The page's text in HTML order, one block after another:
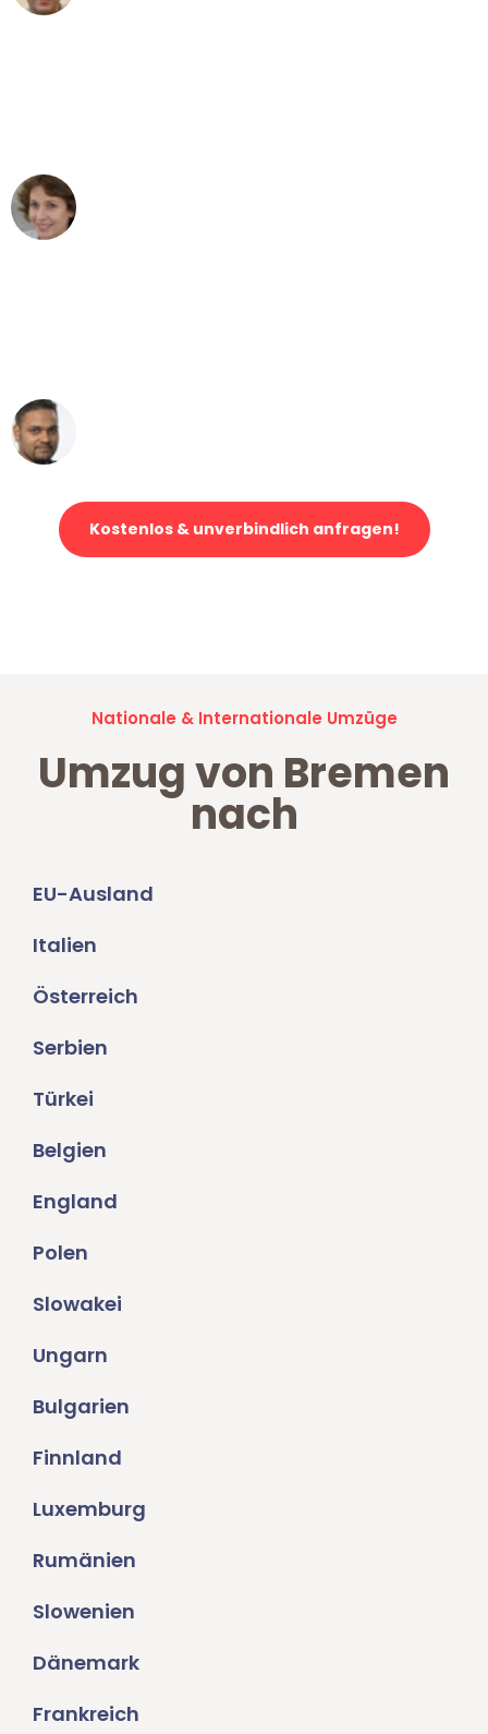
Kostenlos & unverbindlich anfragen!
Nationale & Internationale Umzüge
Umzug von Bremen
nach
EU-Ausland
Italien
Österreich
Serbien
Türkei
Belgien
England
Polen
Slowakei
Ungarn
Bulgarien
Finnland
Luxemburg
Rumänien
Slowenien
Dänemark
Frankreich